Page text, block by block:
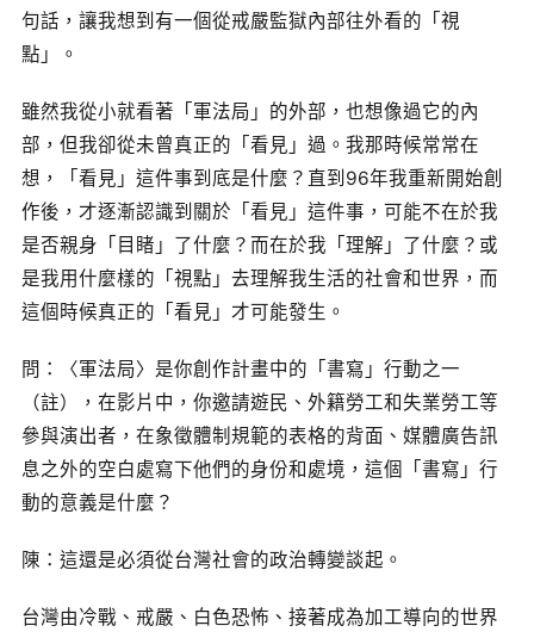
句話，讓我想到有一個從戒嚴監獄內部往外看的「視
點」。
雖然我從小就看著「軍法局」的外部，也想像過它的內
部，但我卻從未曾真正的「看見」過。我那時候常常在
想，「看見」這件事到底是什麼？直到96年我重新開始創
作後，才逐漸認識到關於「看見」這件事，可能不在於我
是否親身「目睹」了什麼？而在於我「理解」了什麼？或
是我用什麼樣的「視點」去理解我生活的社會和世界，而
這個時候真正的「看見」才可能發生。
問：〈軍法局〉是你創作計畫中的「書寫」行動之一
（註），在影片中，你邀請遊民、外籍勞工和失業勞工等
參與演出者，在象徵體制規範的表格的背面、媒體廣告訊
息之外的空白處寫下他們的身份和處境，這個「書寫」行
動的意義是什麼？
陳：這還是必須從台灣社會的政治轉變談起。
台灣由冷戰、戒嚴、白色恐怖、接著成為加工導向的世界